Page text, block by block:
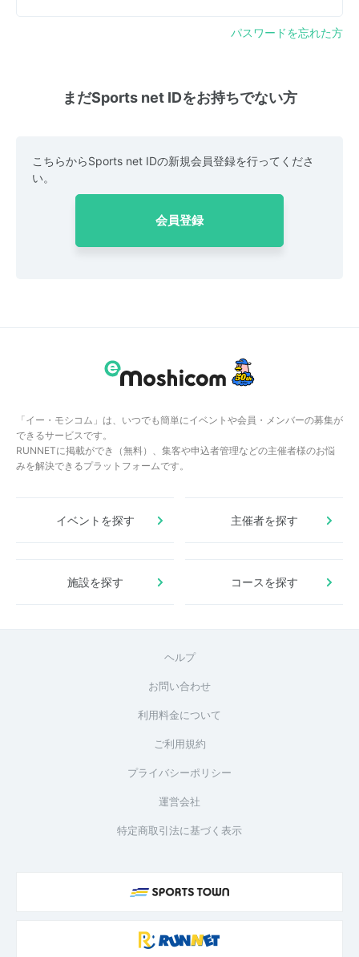
パスワードを忘れた方
まだSports net IDをお持ちでない方
こちらからSports net IDの新規会員登録を行ってくださ
い。
会員登録
「イー・モシコム」は、いつでも簡単にイベントや会員・メンバーの募集が
できるサービスです。
RUNNETに掲載ができ（無料）、集客や申込者管理などの主催者様のお悩
みを解決できるプラットフォームです。
イベントを探す 主催者を探す
施設を探す コースを探す
ヘルプ
お問い合わせ
利用料金について
ご利用規約
プライバシーポリシー
運営会社
特定商取引法に基づく表示